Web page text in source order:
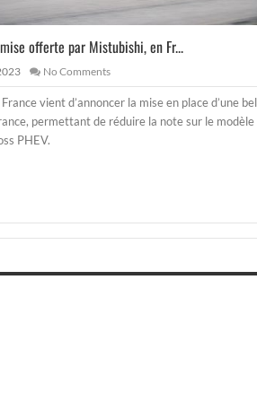
offerte par Mistubishi, en Fr...
No Comments
vient d’annoncer la mise en place d’une
permettant de réduire la note sur le modèle
PHEV.